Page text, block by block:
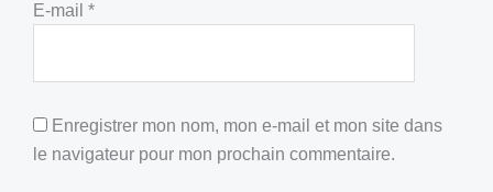
E-mail *
Enregistrer mon nom, mon e-mail et mon site dans
le navigateur pour mon prochain commentaire.